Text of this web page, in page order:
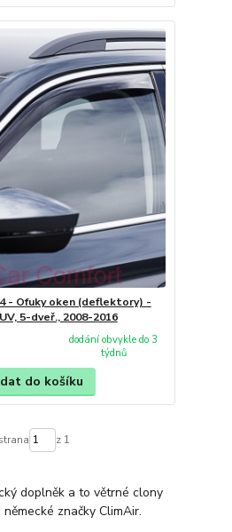
- Ofuky oken (deflektory) -
5-dveř., 2008-2016
dodání obvykle do 3
týdnů
do košíku
z 1
doplněk a to větrné clony
značky ClimAir.